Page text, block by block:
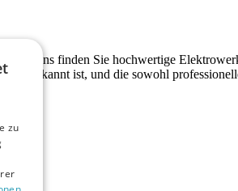
Bei uns finden Sie hochwertige
bekannt ist, und die sowohl
zu